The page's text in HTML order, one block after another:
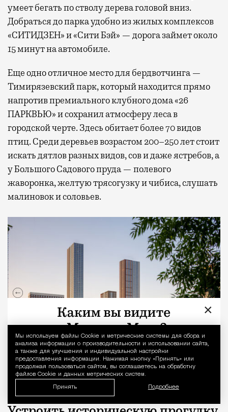
Уведомление
Мы используем файлы Сookie и метрические системы для сбора и
анализа информации о производительности и использовании сайта,
а также для улучшения и индивидуальной настройки
предоставления информации. Нажимая кнопку «Принять» или
продолжая пользоваться сайтом, вы соглашаетесь на обработку
файлов Cookie и данных метрических систем.
Принять Подробнее
умеет бегать по стволу дерева головой вниз.
Добраться до парка удобно из жилых комплексов
«СИТИДЗЕН» и «Сити Бэй» — дорога займет около
15 минут на автомобиле.
Еще одно отличное место для бердвотчинга —
Тимирязевский парк, который находится прямо
напротив премиального клубного дома «26
ПАРКВЬЮ» и сохранил атмосферу леса в
городской черте. Здесь обитает более 70 видов
птиц. Среди деревьев возрастом 200–250 лет стоит
искать дятлов разных видов, сов и даже ястребов, а
у Большого Садового пруда — полевого
жаворонка, желтую трясогузку и чибиса, слушать
малиновок и соловьев.
Жилой квартал «Сити Бэй»
×